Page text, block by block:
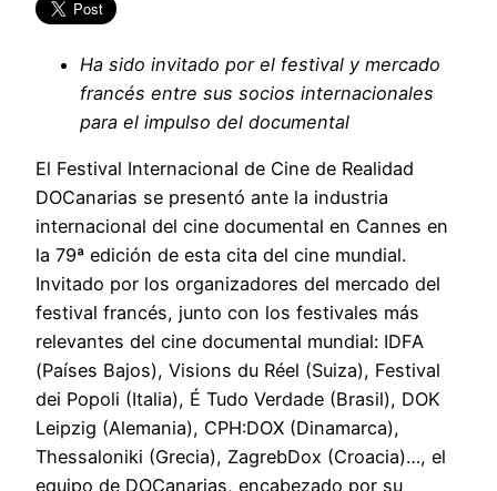
Ha sido invitado por el festival y mercado
francés entre sus socios internacionales
para el impulso del documental
El Festival Internacional de Cine de Realidad
DOCanarias se presentó ante la industria
internacional del cine documental en Cannes en
la 79ª edición de esta cita del cine mundial.
Invitado por los organizadores del mercado del
festival francés, junto con los festivales más
relevantes del cine documental mundial: IDFA
(Países Bajos), Visions du Réel (Suiza), Festival
dei Popoli (Italia), É Tudo Verdade (Brasil), DOK
Leipzig (Alemania), CPH:DOX (Dinamarca),
Thessaloniki (Grecia), ZagrebDox (Croacia)…, el
equipo de DOCanarias, encabezado por su